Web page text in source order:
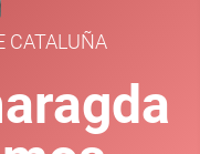
CATALUÑA